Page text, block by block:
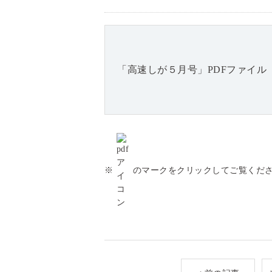
「高速しが５月号」PDFファイル
※ のマークをクリックしてご覧くだ